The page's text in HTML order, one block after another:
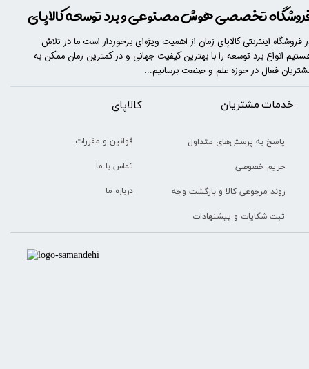
خدمات مشتریان
پاسخ به پرسش‌های متداول
حریم خصوصی
روند مرجوعی کالا و بازگشت وجه
ثبت شکایات و پیشنهادات
​​کالاپای
قوانین و مقررات
تماس با ما
درباره ما
تخصصی هوش مصنوعی و برد توسعه کالاپای
فروشگاه اینترنتی کالاپای زمان از اهمیت ویژه‌ای برخوردار است ما در تلاش
انواع برد توسعه را با​​​ بهترین کیفیت جهانی و در کمترین زمان ممکن به
فعال در حوزه علم و صنعت برسانیم...